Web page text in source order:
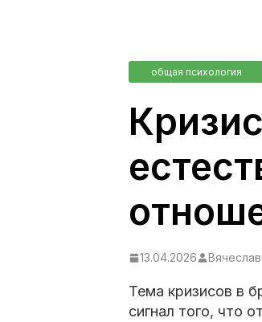
общая психология
13.04.2026 Вячеслав
Тема кризисов в
сигнал того, что